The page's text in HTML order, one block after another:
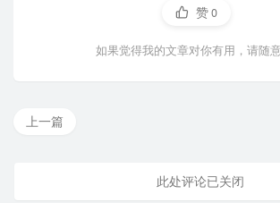
赞0
如果觉得我的文章对你有用，请随
上一篇
此处评论已关闭